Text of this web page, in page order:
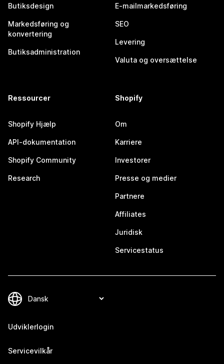
Butiksdesign
Markedsføring og
konvertering
Butiksadministration
E-mailmarkedsføring
SEO
Levering
Valuta og oversættelse
Ressourcer
Shopify Hjælp
API-dokumentation
Shopify Community
Research
Shopify
Om
Karriere
Investorer
Presse og medier
Partnere
Affiliates
Juridisk
Servicestatus
Udviklerlogin
Servicevilkår